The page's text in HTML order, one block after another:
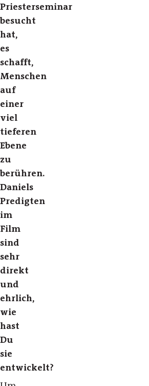
Priesterseminar
besucht
hat,
es
schafft,
Menschen
auf
einer
viel
tieferen
Ebene
zu
berühren.
Daniels
Predigten
im
Film
sind
sehr
direkt
und
ehrlich,
wie
hast
Du
sie
entwickelt?